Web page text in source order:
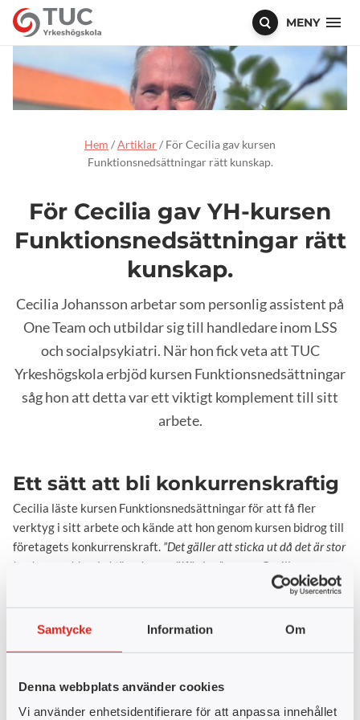
Samtycke Information Om
Denna webbplats använder cookies
Vi använder enhetsidentifierare för att anpassa innehållet
MENY
Hem /Artiklar/ För Cecilia gav kursen
Funktionsnedsättningar rätt kunskap.
För Cecilia gav YH-kursen
Funktionsnedsättningar rätt
kunskap.
Cecilia Johansson arbetar som personlig assistent på
One Team och utbildar sig till handledare inom LSS
och socialpsykiatri. När hon fick veta att TUC
Yrkeshögskola erbjöd kursen Funktionsnedsättningar
såg hon att detta var ett viktigt komplement till sitt
arbete.
Ett sätt att bli konkurrenskraftig
Cecilia läste kursen Funktionsnedsättningar för att få fler
verktyg i sitt arbete och kände att hon genom kursen bidrog till
företagets konkurrenskraft. ”Det gäller att sticka ut då det är stor
konkurrens bland aktörer inom välfärden,”menar Cecilia.
Både roligt och nyttigt
Att läsa YH-kursen gav mycket mer än bara ny kunskap tycker
Cecilia.”Det är så fantastiskt kul och roligt att lära sig nytt. Du
som person. Jag kände att jag fick förstärkt kompetens.”